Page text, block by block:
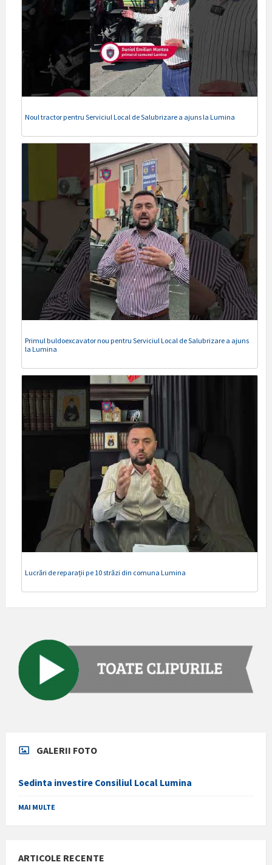
Noul tractor pentru Serviciul Local de Salubrizare a ajuns la Lumina
Primul buldoexcavator nou pentru Serviciul Local de Salubrizare a ajuns
la Lumina
Lucrări de reparații pe 10 străzi din comuna Lumina
GALERII FOTO
Sedinta investire Consiliul Local Lumina
MAI MULTE
ARTICOLE RECENTE